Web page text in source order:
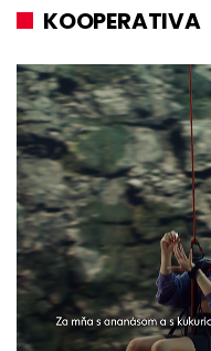
KOOPERATIVA